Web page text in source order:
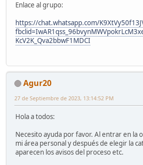
Enlace al grupo:
https://chat.whatsapp.com/
KcV2K_Qva2bbwF1MDCI
Agur20
27 de Septiembre de 2023, 13:14:52 PM
Hola a todos:
Necesito ayuda por favor. Al entrar en la
mi área personal y después de elegir la
aparecen los avisos del proceso etc.